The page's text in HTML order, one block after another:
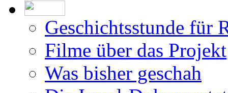
Geschichtsstunde für
Filme über das Projekt
Was bisher geschah